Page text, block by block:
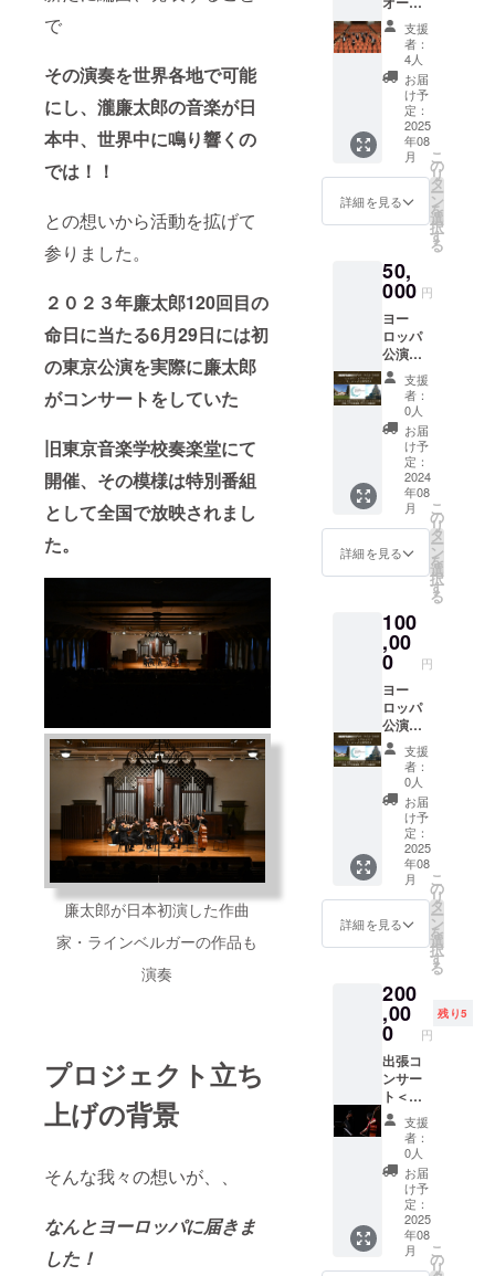
で
その演奏を世界各地で可能
にし、瀧廉太郎の音楽が日
本中、世界中に鳴り響くの
では！！
との想いから活動を拡げて
参りました。
２０２３年廉太郎120回目の
命日に当たる6月29日には初
の東京公演を実際に廉太郎
がコンサートをしていた
旧東京音楽学校奏楽堂にて
開催、その模様は特別番組
として全国で放映されまし
た。
廉太郎が日本初演した作曲
家・ラインベルガーの作品も
演奏
プロジェクト立ち
上げの背景
そんな我々の想いが、、
なんとヨーロッパに届きま
した！
このリ
ターン
商品は
6000円
のリ
ターン
と同一
のス
テッ
カー、
8000円
のリ
クと同
じ物に
なりま
す。
ヨー
ロッパ
公演報
告書は
該当リ
ターン
同一の
ものと
なりま
ストラ
九州 未
発表音
源と ロ
ゴバッ
ク・ス
テッ
カーを
お届
け！
【曲
目】
モー
ト/フィ
ガロの
結婚 序
曲 モン
ティ/
チャル
ダッ
シュ
（Vn朝
来桂一
Cb 森田
良平）
ベー
トー
ヴェン/
交響曲
第7番
年2月
佐伯公
演ライ
ブ録音
・デー
タでの
送信に
なりま
ステッ
カーサ
イズ
8cm×8
cm トー
トバッ
クサイ
ズ
23cm×
支援
者：
4人
お届
け予
定：
2025
年08
月
詳細を見る
こ
の
リ
タ
ー
ン
を
選
択
す
る
50,
000 円
ヨー
ロッパ
公演・
ただた
だ応援
しま
す！！
リター
ン不
要！あ
なたの
想いを
演奏に
乗せて
ヨー
ロッパ
届けま
す。 後
日、公
演のご
報告を
させて
いただ
きま
す。
支援
者：
0人
お届
け予
定：
2024
年08
月
詳細を見る
こ
の
リ
タ
ー
ン
を
選
択
す
る
100
,00
0 円
ヨー
ロッパ
公演・
ただた
だ応援
しま
す！！
リター
ン不
要！あ
なたの
想いを
演奏に
乗せて
ヨー
ロッパ
届けま
す。 後
日、公
演のご
報告を
させて
いただ
きま
す。
支援
者：
0人
お届
け予
定：
2025
年08
月
詳細を見る
こ
の
リ
タ
ー
ン
を
選
択
す
る
200
,00
0 円
残り5
出張コ
ンサー
ト＜二
重奏＞
※別途会
場費、
移動
費、宿
泊費な
どの諸
経費が
かかり
支援
者：
0人
お届
け予
定：
2025
年08
月
こ
の
リ